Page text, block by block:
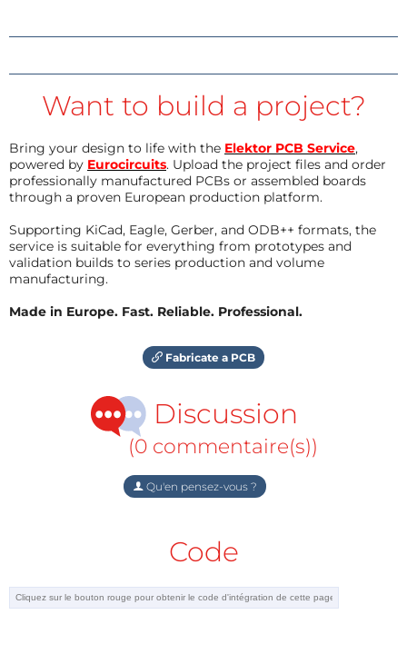
Want to build a project?
Bring your design to life with the Elektor PCB Service,
powered by Eurocircuits. Upload the project files and order
professionally manufactured PCBs or assembled boards
through a proven European production platform.
Supporting KiCad, Eagle, Gerber, and ODB++ formats, the
service is suitable for everything from prototypes and
validation builds to series production and volume
manufacturing.
Made in Europe. Fast. Reliable. Professional.
Fabricate a PCB
Discussion
(0 commentaire(s))
Qu'en pensez-vous ?
Code